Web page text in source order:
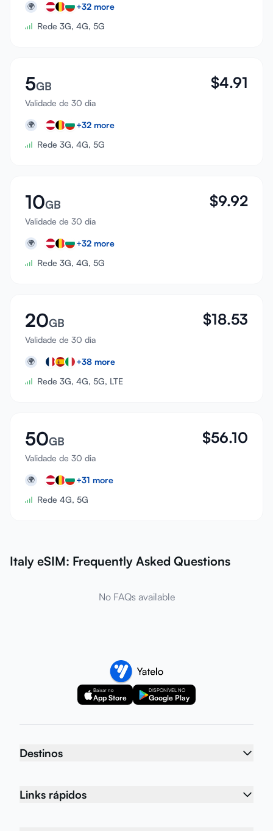
🌍 +32 more
Rede 3G, 4G, 5G
5GB
Validade de 30 dia
$4.91
🌍 +32 more
Rede 3G, 4G, 5G
10GB
Validade de 30 dia
$9.92
🌍 +32 more
Rede 3G, 4G, 5G
20GB
Validade de 30 dia
$18.53
🌍 +38 more
Rede 3G, 4G, 5G, LTE
50GB
Validade de 30 dia
$56.10
🌍 +31 more
Rede 4G, 5G
Italy eSIM: Frequently Asked Questions
No FAQs available
Baixar no
App Store
DISPONÍVEL NO
Google Play
Destinos
Links rápidos